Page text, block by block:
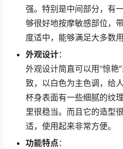
强。特别是中间部分，有
够很好地按摩敏感部位，
度适中，能够满足大多数
外观设计：
外观设计简直可以用“惊艳
致，以白色为主色调，给
杯身表面有一些细腻的纹
里很稳当。而且它的造型
适，使用起来非常方便。
功能特点 ：